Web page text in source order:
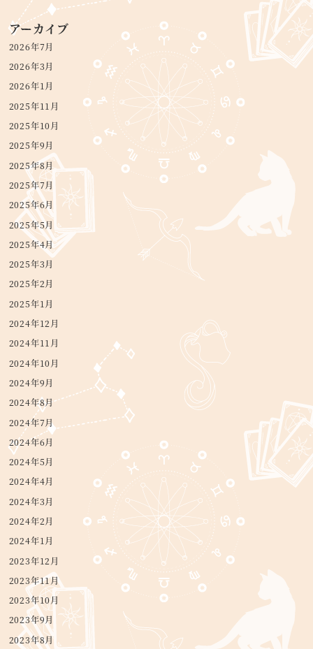
アーカイブ
2026年7月
2026年3月
2026年1月
2025年11月
2025年10月
2025年9月
2025年8月
2025年7月
2025年6月
2025年5月
2025年4月
2025年3月
2025年2月
2025年1月
2024年12月
2024年11月
2024年10月
2024年9月
2024年8月
2024年7月
2024年6月
2024年5月
2024年4月
2024年3月
2024年2月
2024年1月
2023年12月
2023年11月
2023年10月
2023年9月
2023年8月